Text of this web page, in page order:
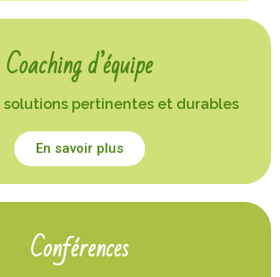
Coaching d’équipe
solutions pertinentes et durables
En savoir plus
Conférences